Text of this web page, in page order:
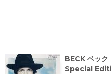
BECK ベッ
Special